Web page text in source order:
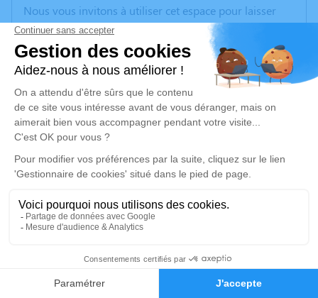
Faire-part Hommages
Nous vous invitons à utiliser cet espace pour laisser
vos condoléances, partager des photos souvenirs, une
anecdote ou exprimer vos pensées à travers des
poèmes ou des textes. Cet endroit est un lieu
d'expression dédié à honorer la mémoire d’Ambre
BRULE.
Un service de plantation d’arbre hommage est
disponible ici.
Je rends hommage
Cérémonie
sainte Trinitée st germain
71330 St Germain du Bois